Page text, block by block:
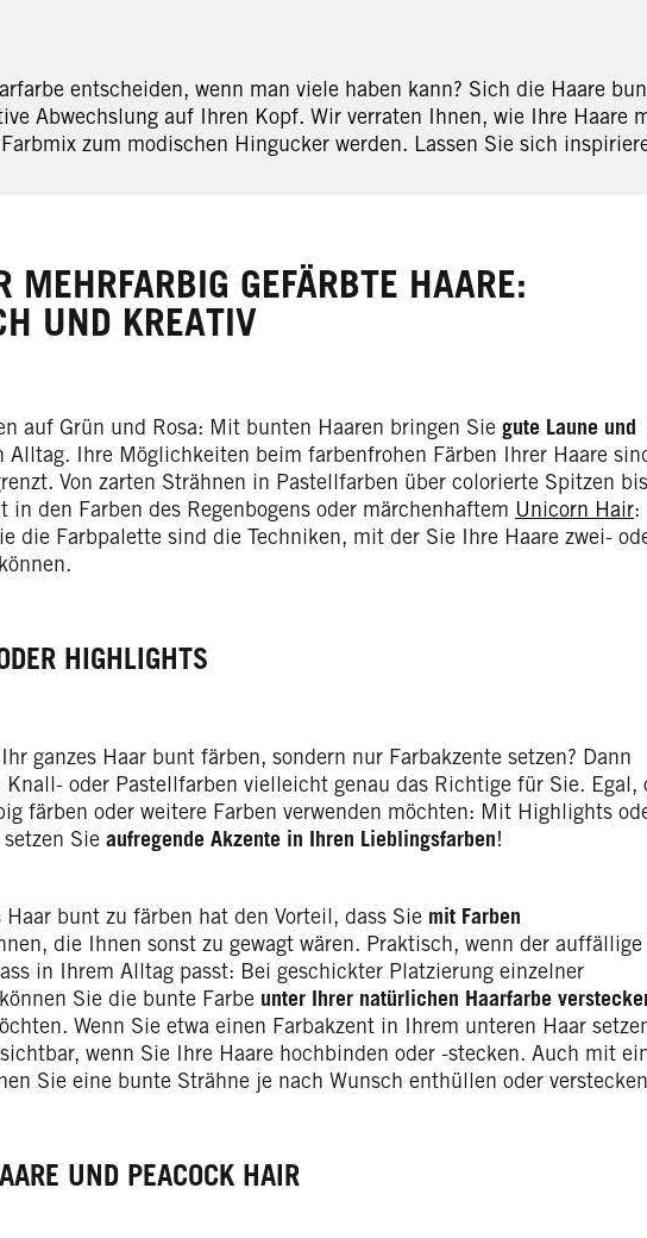
entscheiden, wenn man viele haben kann? Sich die Haare
Abwechslung auf Ihren Kopf. Wir verraten Ihnen, wie Ihre Haare
zum modischen Hingucker werden. Lassen Sie sich
MEHRFARBIG GEFÄRBTE HAARE:
UND KREATIV
auf Grün und Rosa: Mit bunten Haaren bringen Sie gute Laune und
Ihre Möglichkeiten beim farbenfrohen Färben Ihrer Haare
Von zarten Strähnen in Pastellfarben über colorierte Spitzen
in den Farben des Regenbogens oder märchenhaftem Unicorn Hair:
die Farbpalette sind die Techniken, mit der Sie Ihre Haare zwei-
HIGHLIGHTS
ganzes Haar bunt färben, sondern nur Farbakzente setzen? Dann
oder Pastellfarben vielleicht genau das Richtige für Sie. Egal,
färben oder weitere Farben verwenden möchten: Mit Highlights
Sie aufregende Akzente in Ihren Lieblingsfarben!
bunt zu färben hat den Vorteil, dass Sie mit Farben
die Ihnen sonst zu gewagt wären. Praktisch, wenn der auffällige
in Ihrem Alltag passt: Bei geschickter Platzierung einzelner
können Sie die bunte Farbe unter Ihrer natürlichen Haarfarbe
Wenn Sie etwa einen Farbakzent in Ihrem unteren Haar
wenn Sie Ihre Haare hochbinden oder -stecken. Auch mit
Sie eine bunte Strähne je nach Wunsch enthüllen oder
UND PEACOCK HAIR